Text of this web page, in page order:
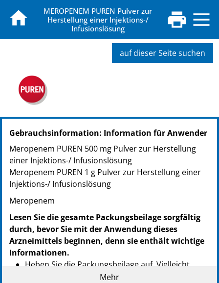
MEROPENEM PUREN Pulver zur
Herstellung einer Injektions-/
Infusionslösung
auf dieser Seite suchen
PZN: 07414845
PPN: 110741484592
NTIN: 04150074148453
Gebrauchsinformation: Information für Anwender
Meropenem PUREN 500 mg Pulver zur Herstellung
einer Injektions-/ Infusionslösung
Meropenem PUREN 1 g Pulver zur Herstellung einer
Injektions-/ Infusionslösung
Meropenem
Lesen Sie die gesamte Packungsbeilage sorgfältig
durch, bevor Sie mit der Anwendung dieses
Arzneimittels beginnen, denn sie enthält wichtige
Informationen.
Heben Sie die Packungsbeilage auf. Vielleicht
möchten Sie diese später nochmals lesen.
Mehr